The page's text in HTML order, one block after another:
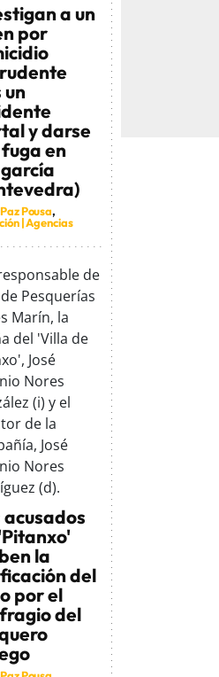
a un
por
y darse
en
Pousa
| Agencias
acusados
la
del
por el
del